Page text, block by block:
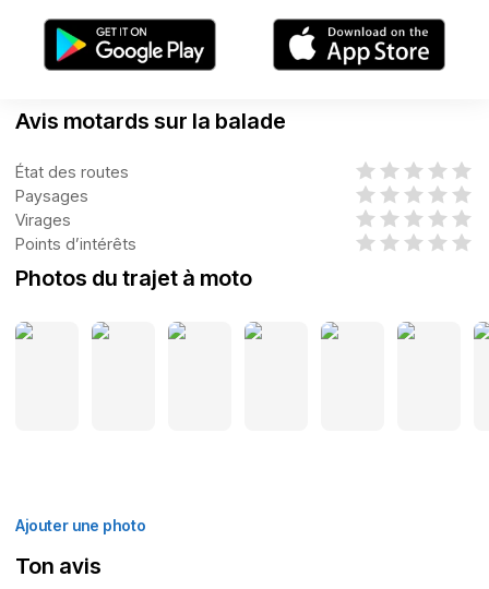
Avis motards sur la balade
État des routes
Paysages
Virages
Points d’intérêts
Photos du trajet à moto
Ajouter une photo
Ton avis